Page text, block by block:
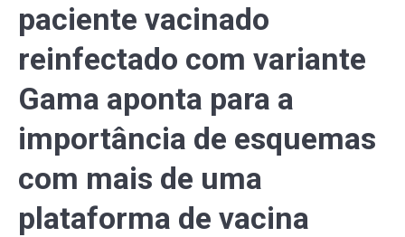
paciente vacinado
reinfectado com variante
Gama aponta para a
importância de esquemas
com mais de uma
plataforma de vacina